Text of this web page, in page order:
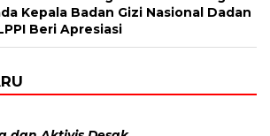
Kepala Badan Gizi Nasional Dadan
Beri Apresiasi